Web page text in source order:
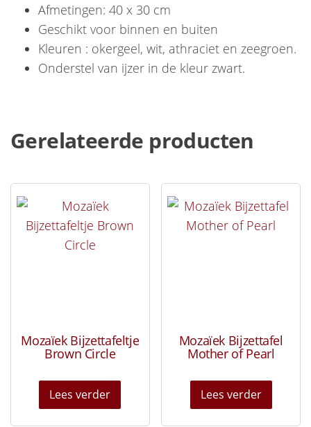
Afmetingen: 40 x 30 cm
Geschikt voor binnen en buiten
Kleuren : okergeel, wit, athraciet en zeegroen.
Onderstel van ijzer in de kleur zwart.
Gerelateerde producten
Mozaïek Bijzettafeltje
Brown Circle
Lees verder
Mozaïek Bijzettafel
Mother of Pearl
Lees verder